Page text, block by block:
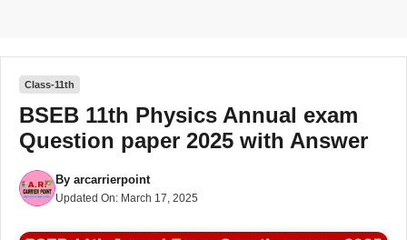
Class-11th
BSEB 11th Physics Annual exam
Question paper 2025 with Answer
By arcarrierpoint
Updated On: March 17, 2025